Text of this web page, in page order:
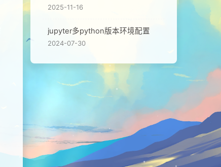
2025-11-16
jupyter多python版本环境配置
2024-07-30